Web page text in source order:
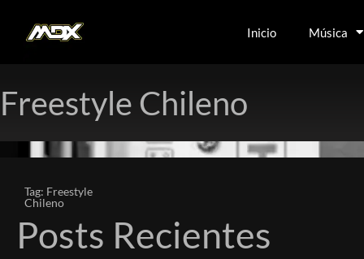
Inicio Música
Freestyle Chileno
Tag: Freestyle
Chileno
Posts Recientes